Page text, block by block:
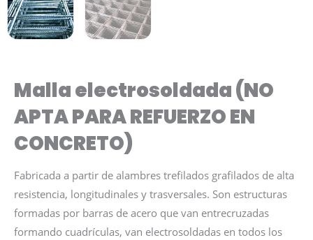
Malla electrosoldada (NO
APTA PARA REFUERZO EN
CONCRETO)
Fabricada a partir de alambres trefilados grafilados de alta
resistencia, longitudinales y trasversales. Son estructuras
formadas por barras de acero que van entrecruzadas
formando cuadrículas, van electrosoldadas en todos los